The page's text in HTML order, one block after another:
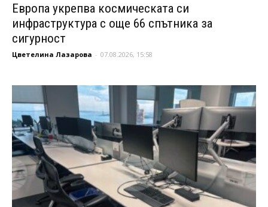
Европа укрепва космическата си
инфраструктура с още 66 спътника за
сигурност
Цветелина Лазарова - 07.08.2026, 15:58